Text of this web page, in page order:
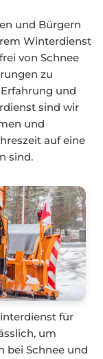
und Bürgern
Winterdienst
von Schnee
zu
und
sind wir
und
auf eine
sind.
für
um
bei Schnee und